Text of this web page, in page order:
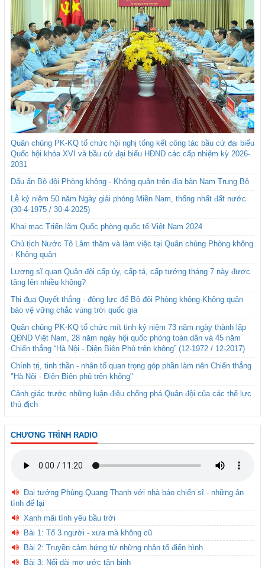
Quân chủng PK-KQ tổ chức hội nghị tổng kết công tác bầu cử đại biểu
Quốc hội khóa XVI và bầu cử đại biểu HĐND các cấp nhiệm kỳ 2026-
2031
Dấu ấn Bộ đội Phòng không - Không quân trên địa bàn Nam Trung Bộ
Lễ kỷ niệm 50 năm Ngày giải phóng Miền Nam, thống nhất đất nước
(30-4-1975 / 30-4-2025)
Khai mạc Triển lãm Quốc phòng quốc tế Việt Nam 2024
Chủ tịch Nước Tô Lâm thăm và làm việc tại Quân chủng Phòng không
- Không quân
Lương sĩ quan Quân đội cấp úy, cấp tá, cấp tướng tháng 7 này được
tăng lên nhiều không?
Thi đua Quyết thắng - động lực để Bộ đội Phòng không-Không quân
bảo vệ vững chắc vùng trời quốc gia
Quân chủng PK-KQ tổ chức mít tinh kỷ niệm 73 năm ngày thành lập
QĐND Việt Nam, 28 năm ngày hội quốc phòng toàn dân và 45 năm
Chiến thắng “Hà Nội - Điện Biên Phủ trên không” (12-1972 / 12-2017)
Chính trị, tinh thần - nhân tố quan trọng góp phần làm nên Chiến thắng
"Hà Nội - Điện Biên phủ trên không"
Cảnh giác trước những luận điệu chống phá Quân đội của các thế lực
thù địch
CHƯƠNG TRÌNH RADIO
Đại tướng Phùng Quang Thanh với nhà báo chiến sĩ - những ân
tình để lại
Xanh mãi tình yêu bầu trời
Bài 1: Tổ 3 người - xưa mà không cũ
Bài 2: Truyền cảm hứng từ những nhân tố điển hình
Bài 3: Nối dài mơ ước tân binh